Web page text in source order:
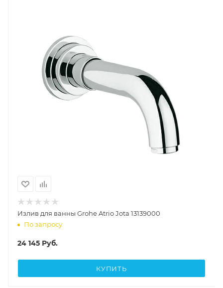
Излив для ванны Grohe Atrio Jota 13139000
По запросу
24 145 Руб.
КУПИТЬ